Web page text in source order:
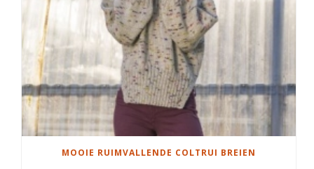
MOOIE RUIMVALLENDE COLTRUI BREIEN